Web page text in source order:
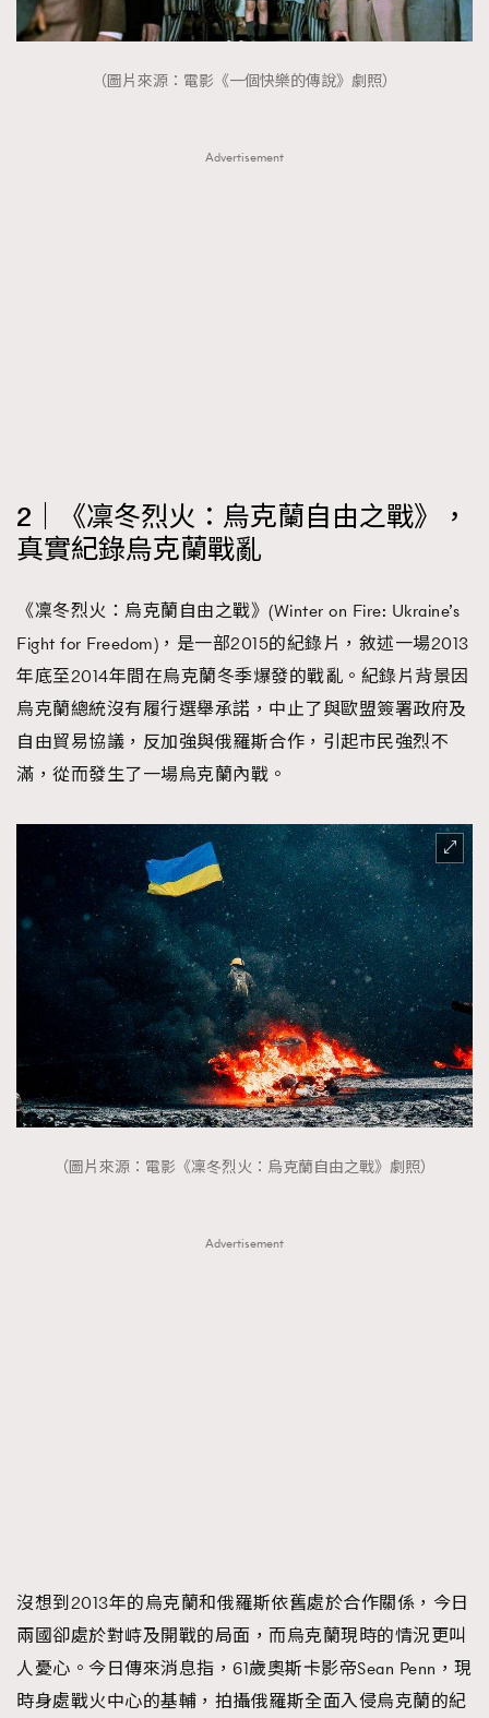
TRENDING
（圖片來源：電影《一個快樂的傳說》劇照）
Advertisement
2｜《凜冬烈火：烏克蘭自由之戰》，
真實紀錄烏克蘭戰亂
《凜冬烈火：烏克蘭自由之戰》(Winter on Fire: Ukraine’s
Fight for Freedom)，是一部2015的紀錄片，敘述一場2013
年底至2014年間在烏克蘭冬季爆發的戰亂。紀錄片背景因
烏克蘭總統沒有履行選舉承諾，中止了與歐盟簽署政府及
自由貿易協議，反加強與俄羅斯合作，引起市民強烈不
滿，從而發生了一場烏克蘭內戰。
（圖片來源：電影《凜冬烈火：烏克蘭自由之戰》劇照）
Advertisement
沒想到2013年的烏克蘭和俄羅斯依舊處於合作關係，今日
兩國卻處於對峙及開戰的局面，而烏克蘭現時的情況更叫
人憂心。今日傳來消息指，61歲奧斯卡影帝Sean Penn，現
時身處戰火中心的基輔，拍攝俄羅斯全面入侵烏克蘭的紀